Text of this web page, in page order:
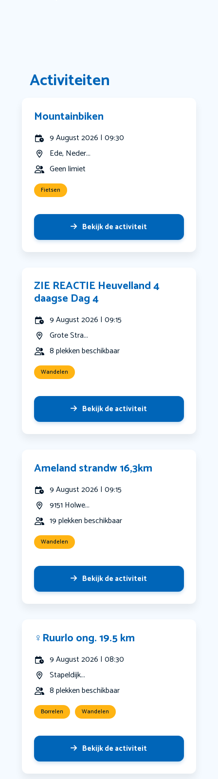
Activiteiten
Mountainbiken
9 August 2026 | 09:30
Ede, Neder...
Geen limiet
Fietsen
Bekijk de activiteit
ZIE REACTIE Heuvelland 4
daagse Dag 4
9 August 2026 | 09:15
Grote Stra...
8 plekken beschikbaar
Wandelen
Bekijk de activiteit
Ameland strandw 16,3km
9 August 2026 | 09:15
9151 Holwe...
19 plekken beschikbaar
Wandelen
Bekijk de activiteit
‍♀️Ruurlo ong. 19.5 km
9 August 2026 | 08:30
Stapeldijk...
8 plekken beschikbaar
Borrelen Wandelen
Bekijk de activiteit